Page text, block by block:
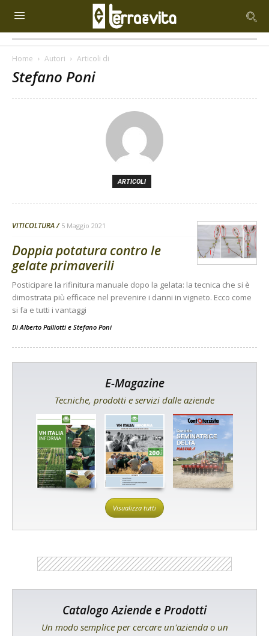
Home Autori Articoli di
Stefano Poni
ARTICOLI
VITICOLTURA 5 Maggio 2021
Doppia potatura contro le
gelate primaverili
Posticipare la rifinitura manuale dopo la gelata: la tecnica che si è
dimostrata più efficace nel prevenire i danni in vigneto. Ecco come
si fa e tutti i vantaggi
DiAlberto Palliotti e Stefano Poni
E-Magazine
Tecniche, prodotti e servizi dalle aziende
Visualizza tutti
Catalogo Aziende e Prodotti
Un modo semplice per cercare un'azienda o un